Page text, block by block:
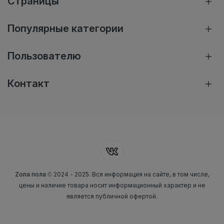
Популярные категории
Пользователю
Контакт
Zona пола © 2024 - 2025. Вся информация на сайте, в том числе,
цены и наличие товара носит информационный характер и не
является публичной офертой.